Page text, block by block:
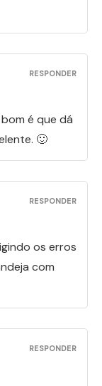
é que dá
🙂
RESPONDER
os erros
com
RESPONDER
RESPONDER